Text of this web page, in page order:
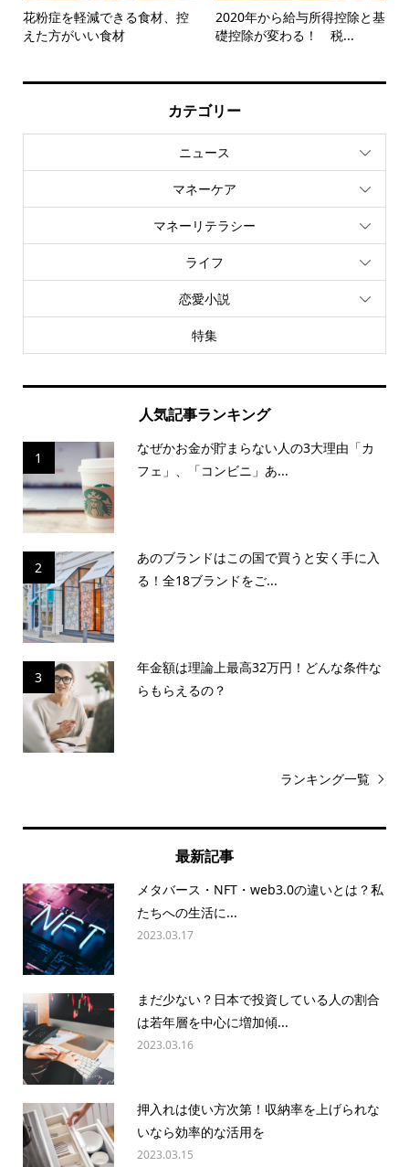
花粉症を軽減できる食材、控
えた方がいい食材
2020年から給与所得控除と基
礎控除が変わる！ 税...
カテゴリー
ニュース
マネーケア
マネーリテラシー
ライフ
恋愛小説
特集
人気記事ランキング
1
なぜかお金が貯まらない人の3大理由「カ
フェ」、「コンビニ」あ...
2
あのブランドはこの国で買うと安く手に入
る！全18ブランドをご...
3
年金額は理論上最高32万円！どんな条件な
らもらえるの？
ランキング一覧
最新記事
メタバース・NFT・web3.0の違いとは？私
たちへの生活に...
2023.03.17
まだ少ない？日本で投資している人の割合
は若年層を中心に増加傾...
2023.03.16
押入れは使い方次第！収納率を上げられな
いなら効率的な活用を
2023.03.15